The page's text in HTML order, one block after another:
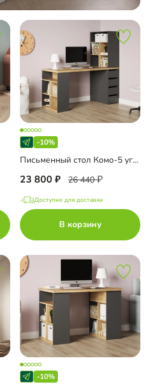
-10%
Письменный стол Комо-5 угловой
23 800 26 440
Доступно для доставки
В корзину
-10%